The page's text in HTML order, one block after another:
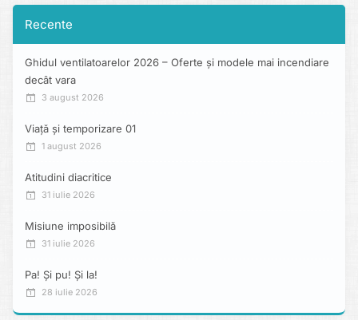
Recente
Ghidul ventilatoarelor 2026 – Oferte și modele mai incendiare
decât vara
3 august 2026
Viață și temporizare 01
1 august 2026
Atitudini diacritice
31 iulie 2026
Misiune imposibilă
31 iulie 2026
Pa! Și pu! Și la!
28 iulie 2026